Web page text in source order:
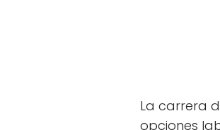
La carrera
opciones